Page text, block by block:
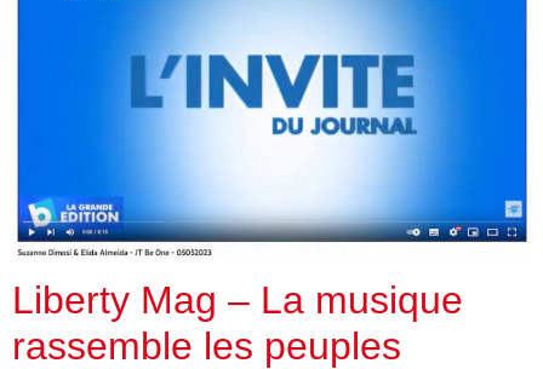
Liberty Mag – La musique
rassemble les peuples